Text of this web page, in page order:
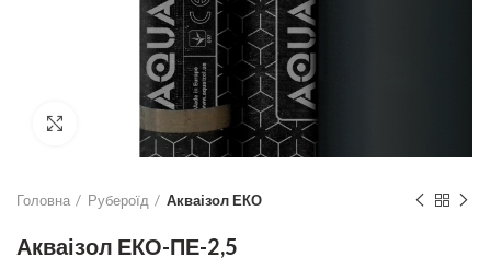
Click to enlarge
Головна Рубероїд Акваізол ЕКО
Акваізол ЕКО-ПЕ-2,5